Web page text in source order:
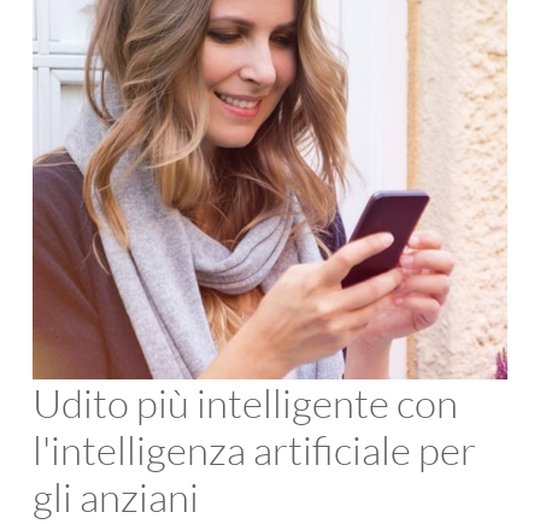
Udito più intelligente con
l'intelligenza artificiale per
gli anziani